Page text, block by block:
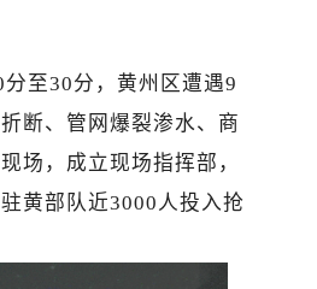
至30分，黄州区遭遇9
断、管网爆裂渗水、商
场，成立现场指挥部，
黄部队近3000人投入抢